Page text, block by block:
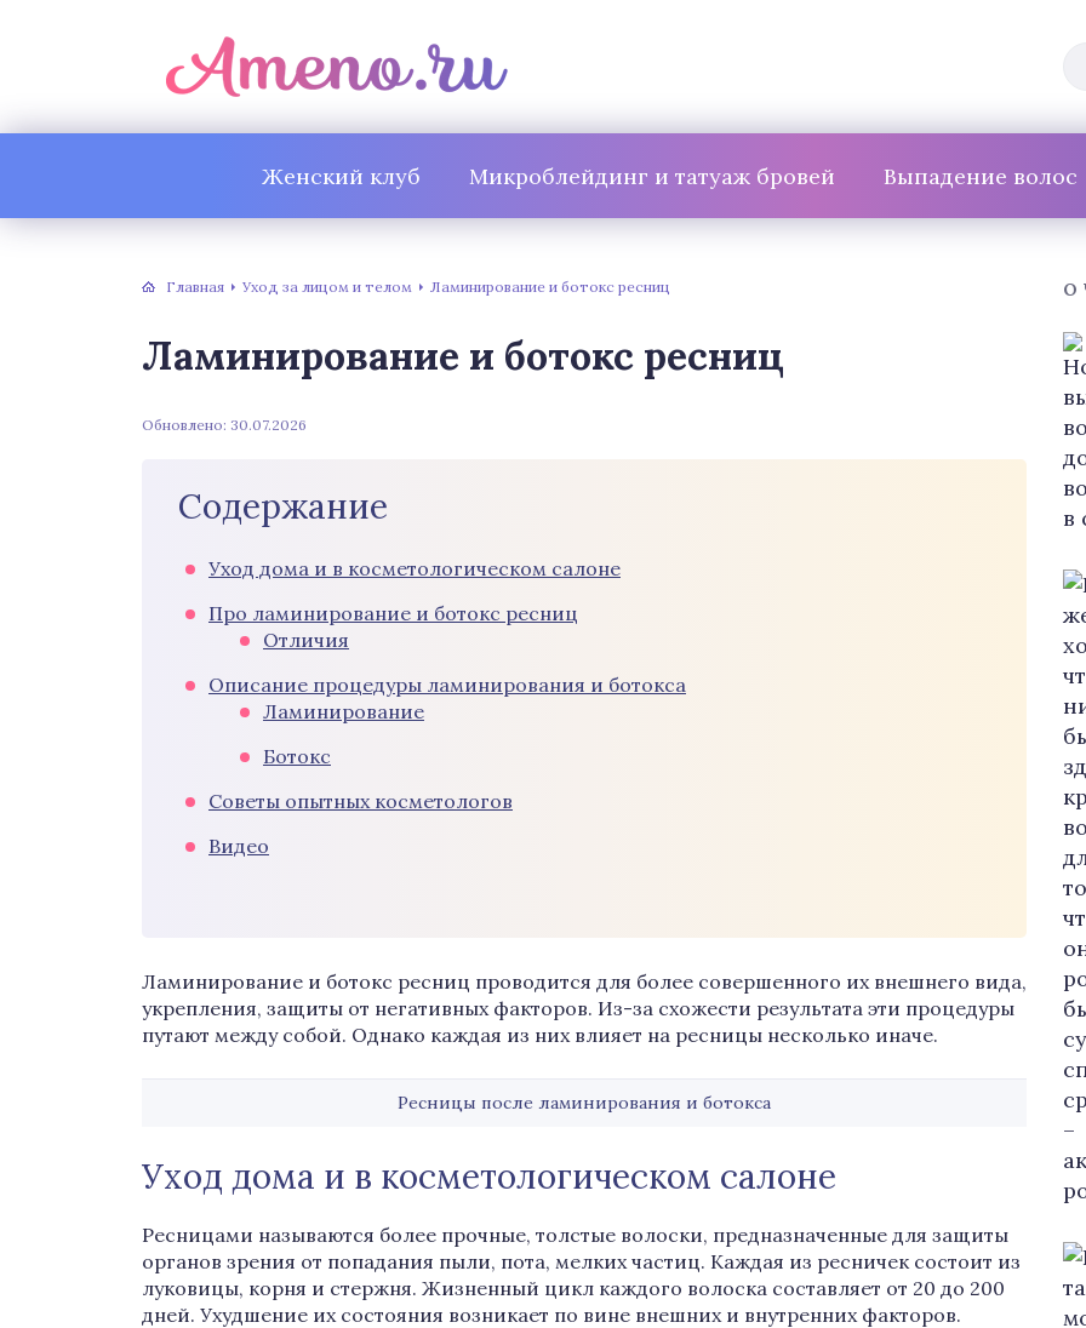
Женский клуб Микроблейдинг и татуаж бровей Выпадение волос
Главная Уход за лицом и телом Ламинирование и ботокс ресниц
Ламинирование и ботокс ресниц
Обновлено: 30.07.2026
Содержание
Уход дома и в косметологическом салоне
Про ламинирование и ботокс ресниц
Отличия
Описание процедуры ламинирования и ботокса
Ламинирование
Ботокс
Советы опытных косметологов
Видео
Ламинирование и ботокс ресниц проводится для более совершенного их внешнего вида,
укрепления, защиты от негативных факторов. Из-за схожести результата эти процедуры
путают между собой. Однако каждая из них влияет на ресницы несколько иначе.
Ресницы после ламинирования и ботокса
Уход дома и в косметологическом салоне
Ресницами называются более прочные, толстые волоски, предназначенные для защиты
органов зрения от попадания пыли, пота, мелких частиц. Каждая из ресничек состоит из
луковицы, корня и стержня. Жизненный цикл каждого волоска составляет от 20 до 200
дней. Ухудшение их состояния возникает по вине внешних и внутренних факторов.
О